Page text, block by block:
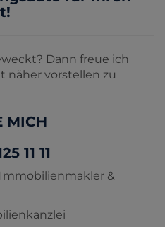
Dann freue ich
näher vorstellen zu
MICH
11 11
&